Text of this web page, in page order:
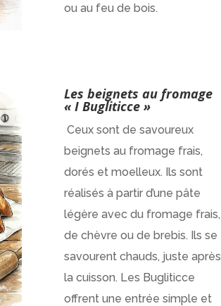
ou au feu de bois.
Les beignets au fromage
« I Bugliticce »
Ceux sont de savoureux
beignets au fromage frais,
dorés et moelleux. Ils sont
réalisés à partir d’une pâte
légère avec du fromage frais,
de chèvre ou de brebis. Ils se
savourent chauds, juste après
la cuisson. Les Bugliticce
offrent une entrée simple et